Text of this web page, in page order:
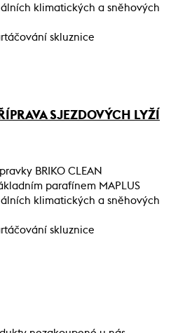
klimatických a sněhových
skluznice
SJEZDOVÝCH LYŽÍ
BRIKO CLEAN
parafínem MAPLUS
klimatických a sněhových
skluznice